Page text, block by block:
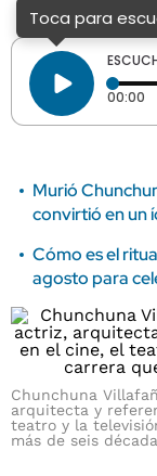
Toca para
00:00
Murió
convirtió en un
Cómo es el
agosto para
Chunchuna
arquitecta y
teatro y la
más de seis